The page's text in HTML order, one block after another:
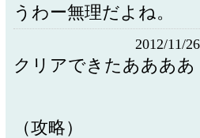
うわー無理だよね。
2012/11/
クリアできたああああ
（攻略）